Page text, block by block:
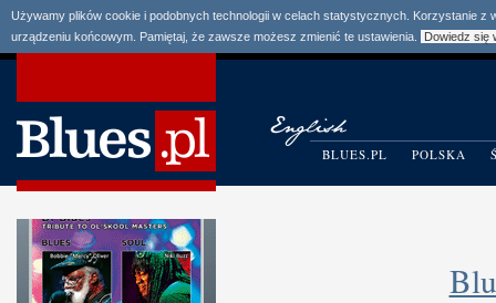
Używamy plików cookie i podobnych technologii w celach statystycznych. Korzystanie
urządzeniu końcowym. Pamiętaj, że zawsze możesz zmienić te ustawienia.
Dowiedz się
BLUES.PL POLSKA